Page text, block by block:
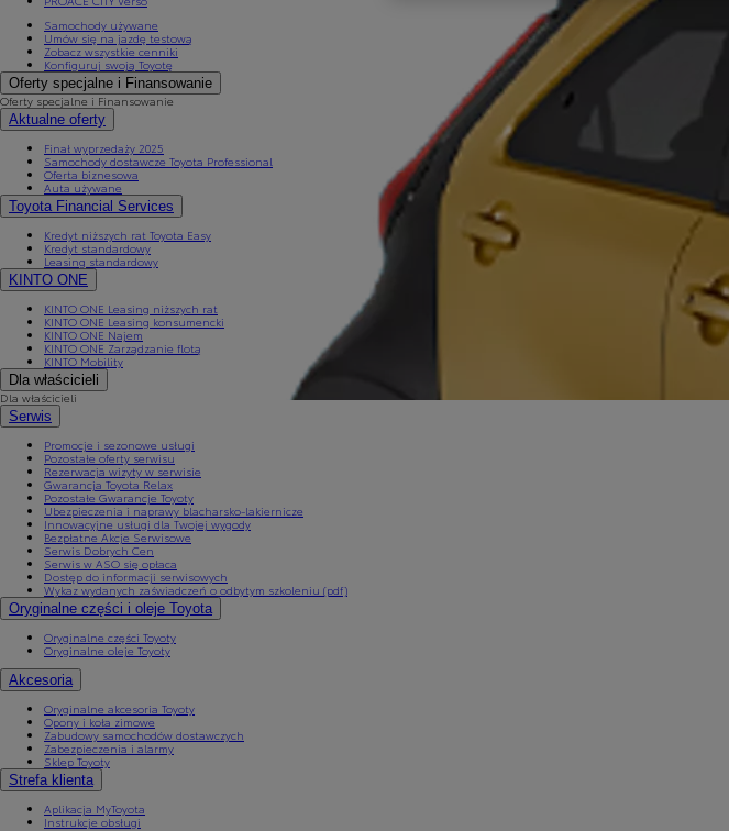
Samochody używane
Umów się na jazdę testową
Zobacz wszystkie cenniki
Konfiguruj swoją Toyotę
Oferty specjalne i Finansowanie
Oferty specjalne i Finansowanie
Aktualne oferty
Finał wyprzedaży 2025
Samochody dostawcze Toyota Professional
Oferta biznesowa
Auta używane
Toyota Financial Services
Kredyt niższych rat Toyota Easy
Kredyt standardowy
Leasing standardowy
KINTO ONE
KINTO ONE Leasing niższych rat
KINTO ONE Leasing konsumencki
KINTO ONE Najem
KINTO ONE Zarządzanie flotą
KINTO Mobility
Dla właścicieli
Dla właścicieli
Serwis
Promocje i sezonowe usługi
Pozostałe oferty serwisu
Rezerwacja wizyty w serwisie
Gwarancja Toyota Relax
Pozostałe Gwarancje Toyoty
Ubezpieczenia i naprawy blacharsko-lakiernicze
Innowacyjne usługi dla Twojej wygody
Bezpłatne Akcje Serwisowe
Serwis Dobrych Cen
Serwis w ASO się opłaca
Dostęp do informacji serwisowych
Wykaz wydanych zaświadczeń o odbytym szkoleniu (pdf)
Oryginalne części i oleje Toyota
Oryginalne części Toyoty
Oryginalne oleje Toyoty
Akcesoria
Oryginalne akcesoria Toyoty
Opony i koła zimowe
Zabudowy samochodów dostawczych
Zabezpieczenia i alarmy
Sklep Toyoty
Strefa klienta
Aplikacja MyToyota
Instrukcje obsługi